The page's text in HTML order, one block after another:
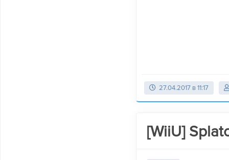
27.04.2017 в 11:17
[WiiU]